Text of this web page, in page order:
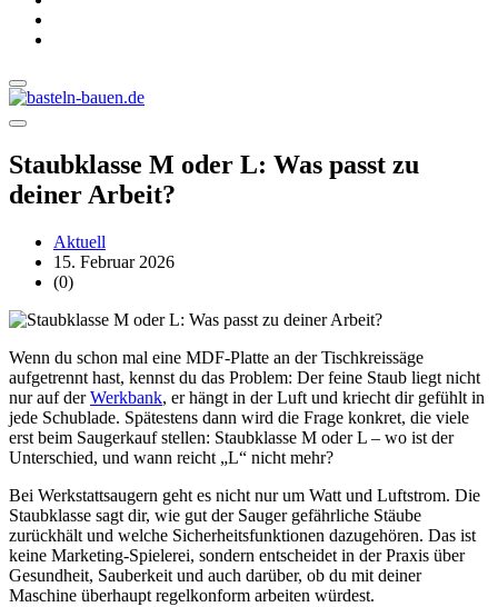
Staubklasse M oder L: Was passt zu
deiner Arbeit?
Aktuell
15. Februar 2026
(0)
Wenn du schon mal eine MDF-Platte an der Tischkreissäge
aufgetrennt hast, kennst du das Problem: Der feine Staub liegt nicht
nur auf derWerkbank, er hängt in der Luft und kriecht dir gefühlt in
jede Schublade. Spätestens dann wird die Frage konkret, die viele
erst beim Saugerkauf stellen: Staubklasse M oder L – wo ist der
Unterschied, und wann reicht „L“ nicht mehr?
Bei Werkstattsaugern geht es nicht nur um Watt und Luftstrom. Die
Staubklasse sagt dir, wie gut der Sauger gefährliche Stäube
zurückhält und welche Sicherheitsfunktionen dazugehören. Das ist
keine Marketing-Spielerei, sondern entscheidet in der Praxis über
Gesundheit, Sauberkeit und auch darüber, ob du mit deiner
Maschine überhaupt regelkonform arbeiten würdest.